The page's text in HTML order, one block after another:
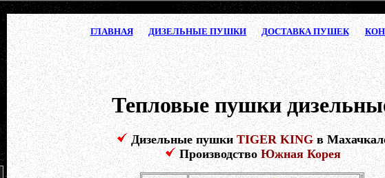
ГЛАВНАЯ ДИЗЕЛЬНЫЕ ПУШКИ ДОСТАВКА ПУШЕК
Тепловые пушки
Дизельные пушкиTIGER KINGв
ПроизводствоЮжная Корея